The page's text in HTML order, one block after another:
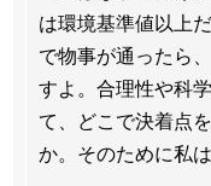
は環境基準値以上
で物事が通ったら
すよ。合理性や科
て、どこで決着点
か。そのために私